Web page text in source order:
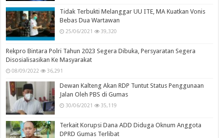
Tidak Terbukti Melanggar UU ITE, MA Kuatkan Vonis
Bebas Dua Wartawan
25/06/2021 39,320
Rekpro Bintara Polri Tahun 2023 Segera Dibuka, Persyaratan Segera
Disosialisasikan Ke Masyarakat
08/09/2022 36,291
Dewan Kalteng Akan RDP Tuntut Status Penggunaan
Jalan Oleh PBS di Gumas
30/06/2021 35,119
Terkait Korupsi Dana ADD Diduga Oknum Anggota
DPRD Gumas Terlibat